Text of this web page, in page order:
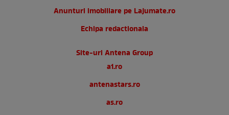
Anunturi imobiliare pe Lajumate.ro
Echipa redactionala
Site-uri Antena Group
a1.ro
antenastars.ro
as.ro